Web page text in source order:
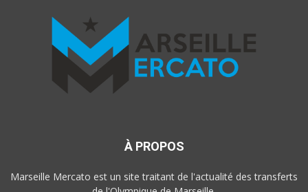
À PROPOS
Marseille Mercato est un site traitant de l'actualité des transferts